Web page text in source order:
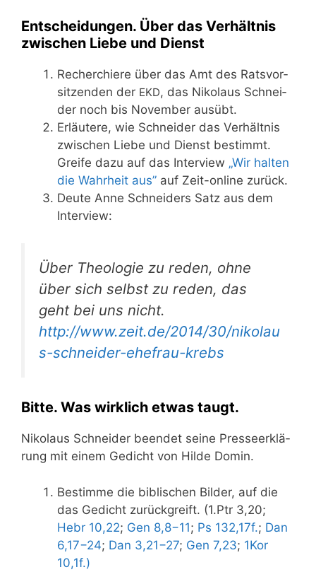
Entscheidungen. Über das Verhältnis
zwischen Liebe und Dienst
Recher­chie­re über das Amt des Rats­vor­
sit­zen­den der EKD, das Niko­laus Schnei­
der noch bis Novem­ber ausübt.
Erläu­te­re, wie Schnei­der das Ver­hält­nis
zwi­schen Lie­be und Dienst bestimmt.
Grei­fe dazu auf das Inter­view „Wir hal­ten
die Wahr­heit aus” auf Zeit-online zurück.
Deu­te Anne Schnei­ders Satz aus dem
Interview:
Über Theo­lo­gie zu reden, ohne
über sich selbst zu reden, das
geht bei uns nicht.
http://​www​.zeit​.de/​2​0​1​4​/​3​0​/​n​i​k​o​l​a​u​
s​-​s​c​h​n​e​i​d​e​r​-​e​h​e​f​r​a​u​-​k​r​ebs
Bitte. Was wirklich etwas taugt.
Niko­laus Schnei­der been­det sei­ne Pres­se­er­klä­
rung mit einem Gedicht von Hil­de Domin.
Bestim­me die bibli­schen Bil­der, auf die
das Gedicht zurück­greift. (1.Ptr 3,20;
Hebr 10,22; Gen 8,8−11; Ps 132,17f.; Dan
6,17−24; Dan 3,21−27; Gen 7,23; 1Kor
10,1f.)